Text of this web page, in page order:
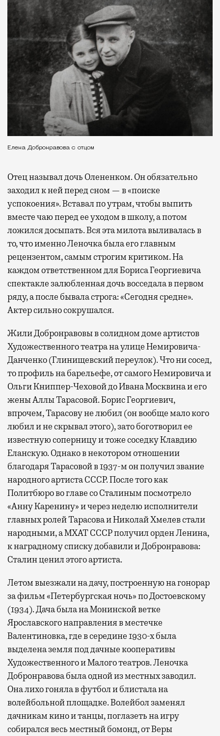
Елена Добронравова с отцом
Отец называл дочь Олененком. Он обязательно
заходил к ней перед сном — в «поиске
успокоения». Вставал по утрам, чтобы выпить
вместе чаю перед ее уходом в школу, а потом
ложился досыпать. Вся эта милота выливалась в
то, что именно Леночка была его главным
рецензентом, самым строгим критиком. На
каждом ответственном для Бориса Георгиевича
спектакле залюбленная дочь восседала в первом
ряду, а после бывала строга: «Сегодня средне».
Актер сильно сокрушался.
Жили Добронравовы в солидном доме артистов
Художественного театра на улице Немировича-
Данченко (Глинищевский переулок). Что ни сосед,
то профиль на барельефе, от самого Немировича и
Ольги Книппер-Чеховой до Ивана Москвина и его
жены Аллы Тарасовой. Борис Георгиевич,
впрочем, Тарасову не любил (он вообще мало кого
любил и не скрывал этого), зато боготворил ее
известную соперницу и тоже соседку Клавдию
Еланскую. Однако в некотором отношении
благодаря Тарасовой в 1937-м он получил звание
народного артиста СССР. После того как
Политбюро во главе со Сталиным посмотрело
«Анну Каренину» и через неделю исполнители
главных ролей Тарасова и Николай Хмелев стали
народными, а МХАТ СССР получил орден Ленина,
к наградному списку добавили и Добронравова:
Сталин ценил этого артиста.
Летом выезжали на дачу, построенную на гонорар
за фильм «Петербургская ночь» по Достоевскому
(1934). Дача была на Монинской ветке
Ярославского направления в местечке
Валентиновка, где в середине 1930-х была
выделена земля под дачные кооперативы
Художественного и Малого театров. Леночка
Добронравова была одной из местных заводил.
Она лихо гоняла в футбол и блистала на
волейбольной площадке. Волейбол заменял
дачникам кино и танцы, поглазеть на игру
собирался весь местный бомонд, от Веры